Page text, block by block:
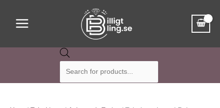
innehållMenu
efter
produkter
85,00 kr.
nuvarande
25,00 kr.